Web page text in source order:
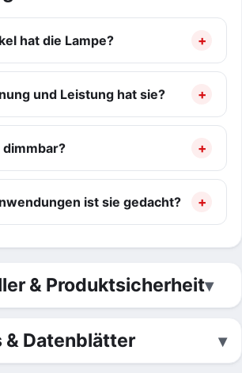
hat die Lampe?
und Leistung hat sie?
dimmbar?
ist sie gedacht?
& Produktsicherheit
& Datenblätter